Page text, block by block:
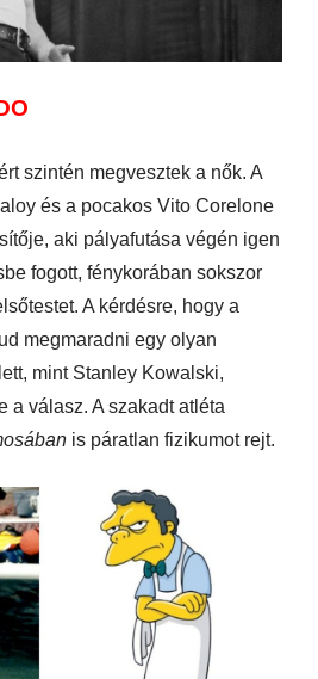
szintén megvesztek a nők. A
és a pocakos Vito Corelone
aki pályafutása végén igen
fogott, fénykorában sokszor
A kérdésre, hogy a
megmaradni egy olyan
mint Stanley Kowalski,
a válasz. A szakadt atléta
is páratlan fizikumot rejt.